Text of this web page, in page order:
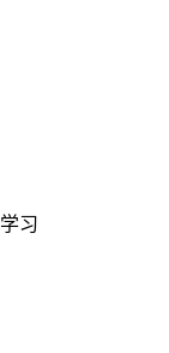
习